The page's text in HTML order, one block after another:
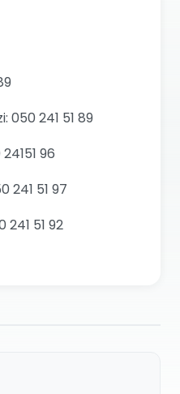
241 51 89
96
241 51 97
241 51 92